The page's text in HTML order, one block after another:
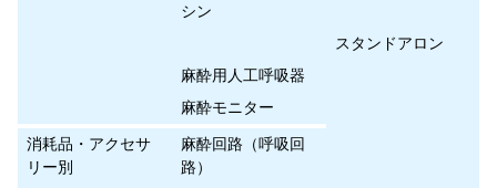
シン
スタンドアロン
麻酔用人工呼吸器
麻酔モニター
消耗品・アクセサ
リー別
麻酔回路（呼吸回
路）